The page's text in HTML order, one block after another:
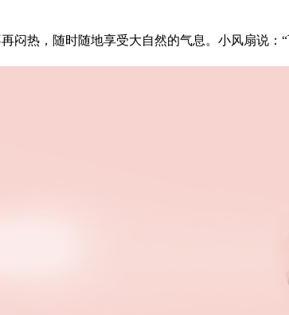
，随时随地享受大自然的气息。小风扇说：“